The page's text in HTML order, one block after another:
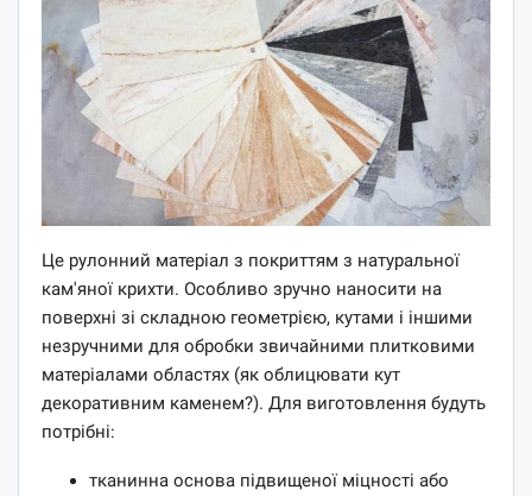
Це рулонний матеріал з покриттям з натуральної
кам'яної крихти. Особливо зручно наносити на
поверхні зі складною геометрією, кутами і іншими
незручними для обробки звичайними плитковими
матеріалами областях (як облицювати кут
декоративним каменем?). Для виготовлення будуть
потрібні:
тканинна основа підвищеної міцності або